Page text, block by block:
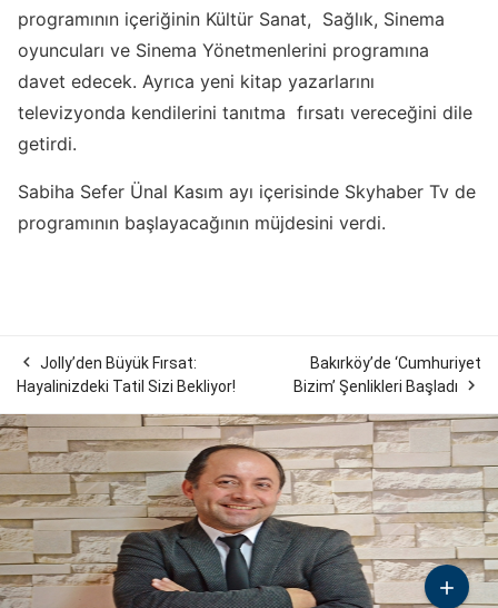
programının içeriğinin Kültür Sanat, Sağlık, Sinema
oyuncuları ve Sinema Yönetmenlerini programına
davet edecek. Ayrıca yeni kitap yazarlarını
televizyonda kendilerini tanıtma fırsatı vereceğini dile
getirdi.
Sabiha Sefer Ünal Kasım ayı içerisinde Skyhaber Tv de
programının başlayacağının müjdesini verdi.
 Jolly’den Büyük Fırsat:
Hayalinizdeki Tatil Sizi Bekliyor!
Bakırköy’de ‘Cumhuriyet
Bizim’ Şenlikleri Başladı

